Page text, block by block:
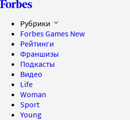
Рубрики
Forbes Games New
Рейтинги
Франшизы
Подкасты
Видео
Life
Woman
Sport
Young